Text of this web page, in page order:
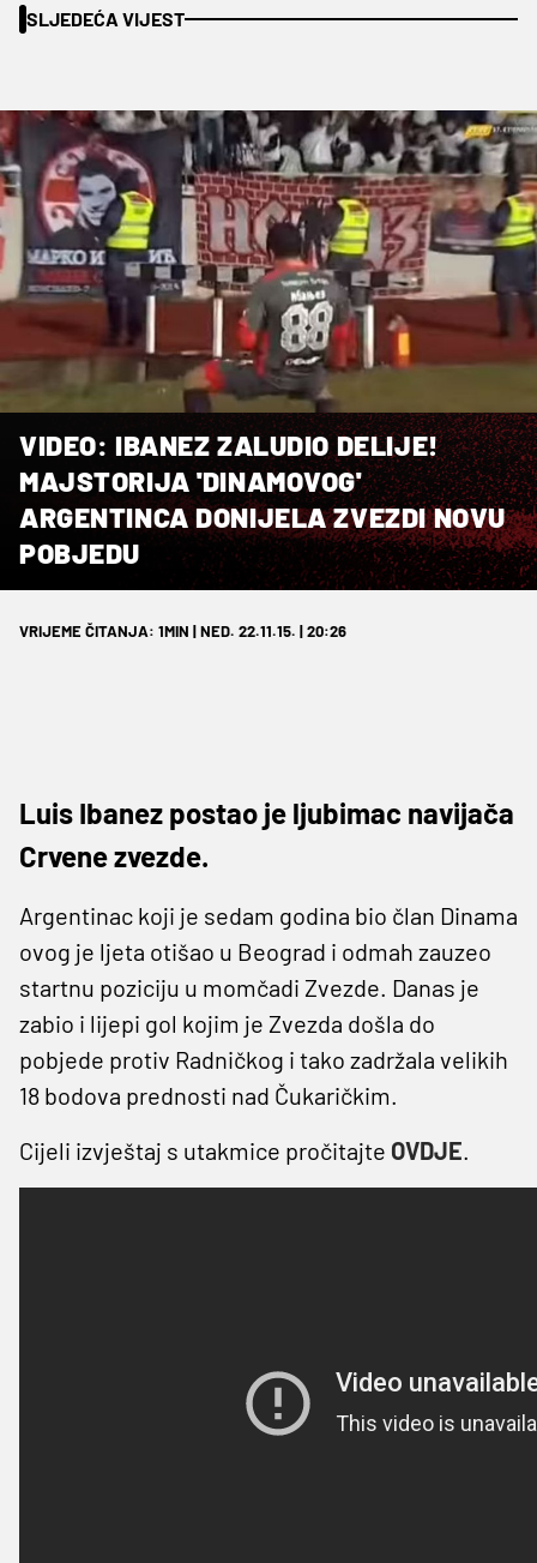
SLJEDEĆA VIJEST
VIDEO: IBANEZ ZALUDIO DELIJE!
MAJSTORIJA 'DINAMOVOG'
ARGENTINCA DONIJELA ZVEZDI NOVU
POBJEDU
VRIJEME ČITANJA: 1MIN | NED. 22.11.15. | 20:26
Luis Ibanez postao je ljubimac navijača
Crvene zvezde.
Argentinac koji je sedam godina bio član Dinama
ovog je ljeta otišao u Beograd i odmah zauzeo
startnu poziciju u momčadi Zvezde. Danas je
zabio i lijepi gol kojim je Zvezda došla do
pobjede protiv Radničkog i tako zadržala velikih
18 bodova prednosti nad Čukaričkim.
Cijeli izvještaj s utakmice pročitajte OVDJE.